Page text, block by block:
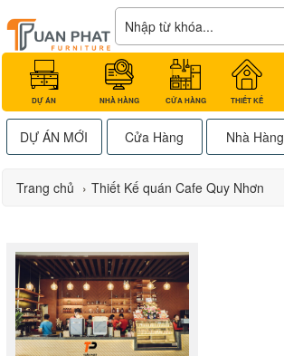
DỰ ÁN NHÀ HÀNG CỬA HÀNG THIẾT KẾ
DỰ ÁN MỚI Cửa Hàng Nhà Hàng
Trang chủ › Thiết Kế quán Cafe Quy Nhơn